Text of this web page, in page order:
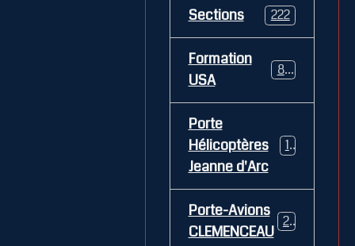
Sections 222
Formation
USA
84
Porte
Hélicoptères
Jeanne d'Arc
12
Porte-Avions
CLEMENCEAU
26